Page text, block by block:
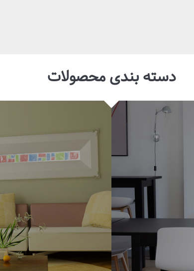
دسته بندی محصولات